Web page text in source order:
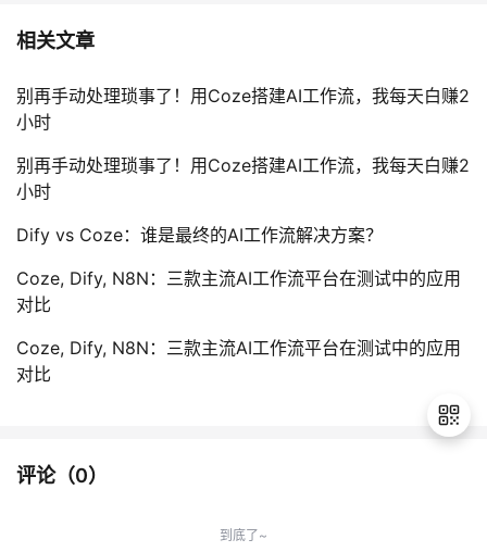
相关文章
别再手动处理琐事了！用Coze搭建AI工作流，我每天白赚2
小时
别再手动处理琐事了！用Coze搭建AI工作流，我每天白赚2
小时
Dify vs Coze：谁是最终的AI工作流解决方案？
Coze, Dify, N8N：三款主流AI工作流平台在测试中的应用
对比
Coze, Dify, N8N：三款主流AI工作流平台在测试中的应用
对比
评论（0）
到底了~